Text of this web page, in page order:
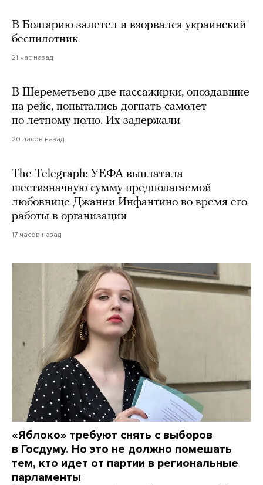
В Болгарию залетел и взорвался украинский
беспилотник
21 час назад
В Шереметьево две пассажирки, опоздавшие
на рейс, попытались догнать самолет
по летному полю. Их задержали
20 часов назад
The Telegraph: УЕФА выплатила
шестизначную сумму предполагаемой
любовнице Джанни Инфантино во время его
работы в организации
17 часов назад
«Яблоко» требуют снять с выборов
в Госдуму. Но это не должно помешать
тем, кто идет от партии в региональные
парламенты